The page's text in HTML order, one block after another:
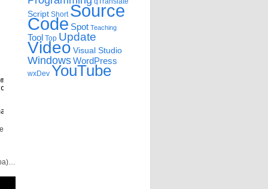
}
= val; }
rpPersonaBasica);
Script Short Source
Code Spot Teaching
Tool Top Update
Video Visual Studio
WindowsWordPress
wxDev YouTube